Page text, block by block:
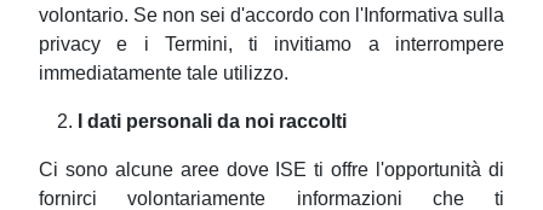
volontario. Se non sei d'accordo con l'Informativa sulla
privacy e i Termini, ti invitiamo a interrompere
immediatamente tale utilizzo.
I dati personali da noi raccolti
Ci sono alcune aree dove ISE ti offre l'opportunità di
fornirci volontariamente informazioni che ti